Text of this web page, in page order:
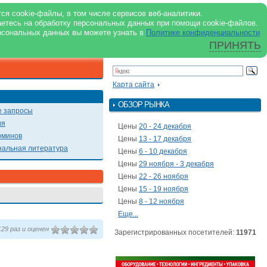
cookie-файлы, в том числе сервисов веб-аналитики.
на обработку персональных данных при помощи cookie-файлов.
данных вы можете узнать в Политике конфиденциальности
ПРИНЯТЬ
support@milkbranch.ru
О портале
Реклама в журнале
Реклама на портале
Архив номеров
запросы
литература
раз и оценен
Карта сайта
ОБЗОР РЫНКА
Цены 20 - 24 декабря
Цены 13 - 17 декабря
Цены 6 - 10 декабря
Цены 29 ноября - 3 декабря
Цены 22 - 26 ноября
Цены 15 - 19 ноября
Цены 8 - 12 ноября
Еще...
Зарегистрированных посетителей: 11971